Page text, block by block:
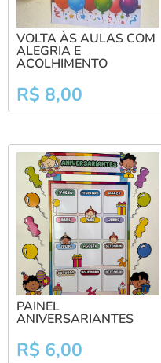
VOLTA ÀS AULAS COM
ALEGRIA E
ACOLHIMENTO
R$ 8,00
PAINEL
ANIVERSARIANTES
R$ 6,00